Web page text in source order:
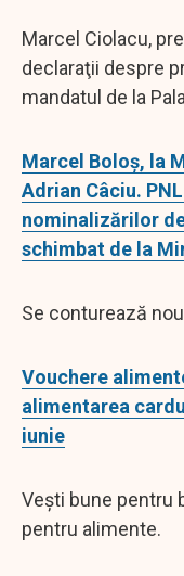
Marcel Ciolacu,
declaraţii despre
mandatul de la
Marcel Boloş, la
Adrian Câciu.
nominalizărilor
schimbat de la
Se conturează
Vouchere
alimentarea
iunie
Veşti bune pentru
pentru alimente.